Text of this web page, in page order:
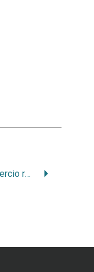
Corredores de comercio reducción de desastres en América Latina